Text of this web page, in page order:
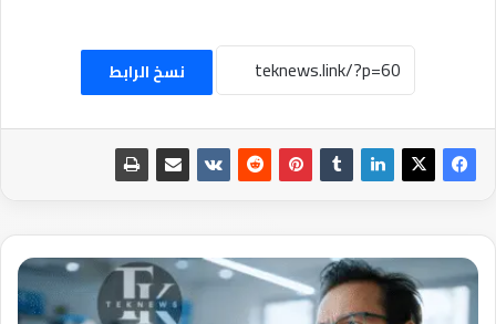
نسخ الرابط
أخطاء
شائعة